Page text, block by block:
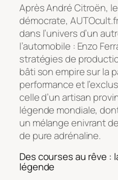
Après André Citroën,
démocrate,
dans l’univers d’un
l’automobile : Enzo
stratégies de
bâti son empire sur la
performance et
celle d’un artisan
légende mondiale,
un mélange enivrant
de pure adrénaline.
Des courses au rêve :
légende